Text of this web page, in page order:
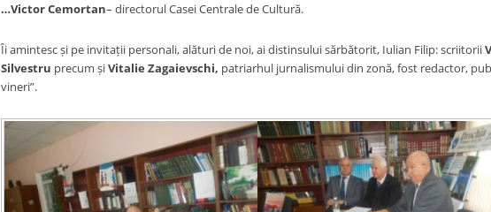
…Victor Cemortan– directorul Casei Centrale de Cultură.
Îi amintesc și pe invitații personali, alături de noi, ai distinsului sărbătorit, Iulian Filip: scriitorii
Silvestru precum șiVitalie Zagaievschi, patriarhul jurnalismului din zonă, fost redactor,
vineri”.